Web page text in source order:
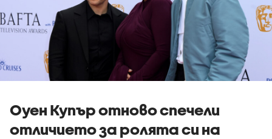
Оуен Купър отново спечели
отличието за ролята си на